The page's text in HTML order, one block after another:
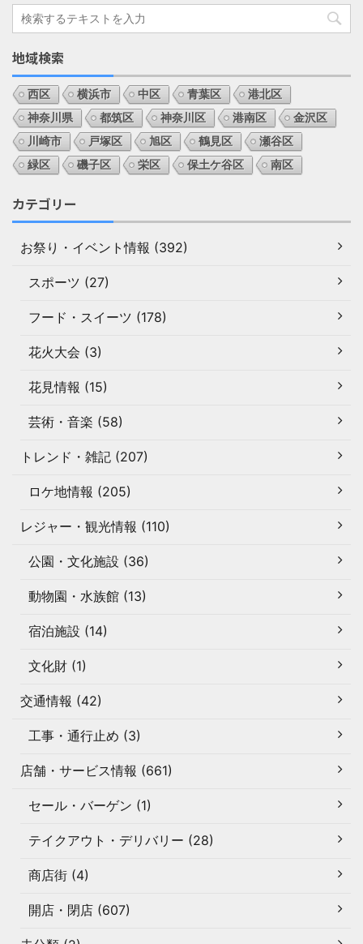
地域検索
西区 横浜市 中区 青葉区
港北区
神奈川県
都筑区 神奈川区 港南区
金沢区
川崎市
戸塚区 旭区 鶴見区
瀬谷区
緑区
磯子区 栄区 保土ケ谷区 南区
カテゴリー
お祭り・イベント情報 (392)
スポーツ (27)
フード・スイーツ (178)
花火大会 (3)
花見情報 (15)
芸術・音楽 (58)
トレンド・雑記 (207)
ロケ地情報 (205)
レジャー・観光情報 (110)
公園・文化施設 (36)
動物園・水族館 (13)
宿泊施設 (14)
文化財 (1)
交通情報 (42)
工事・通行止め (3)
店舗・サービス情報 (661)
セール・バーゲン (1)
テイクアウト・デリバリー (28)
商店街 (4)
開店・閉店 (607)